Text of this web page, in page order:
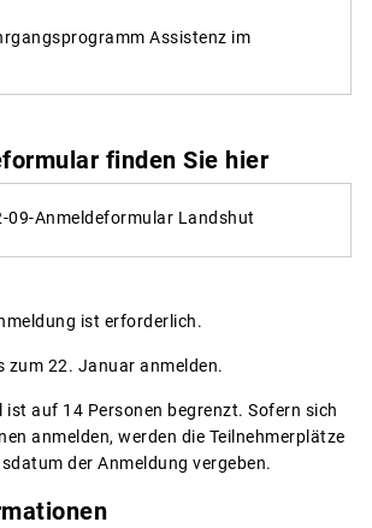
Assistenz im
finden Sie hier
09-Anmeldeformular Landshut
ist erforderlich.
zum 22. Januar anmelden.
ist auf 14 Personen begrenzt. Sofern sich
anmelden, werden die Teilnehmerplätze
der Anmeldung vergeben.